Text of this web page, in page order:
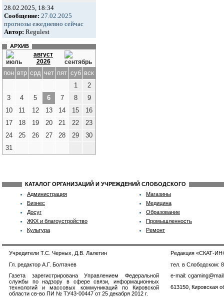
28.02.2025, 18:34
Сообщение: 27.02.2025
прогнозы ежедневно сейчас
Автор: Regulest
АРХИВ
август
2026
пон втр срд чет пят суб вск
1
2
3
4 5 6 7 8
9
10
11 12 13 14 15
16
17
18 19 20 21 22
23
24
25 26 27 28 29
30
31
КАТАЛОГ ОРГАНИЗАЦИЙ И УЧРЕЖДЕНИЙ СЛОБОДСКОГО
Администрация
Бизнес
Досуг
ЖКХ и благоустройство
Культура
Магазины
Медицина
Образование
Промышленность
Ремонт
Учредители Т.С. Черных, Д.В. Лалетин
Гл. редактор А.Г. Болтачев
Газета зарегистрирована Управлением Федеральной
службы по надзору в сфере связи, информационных
технологий и массовых коммуникаций по Кировской
области св-во ПИ № ТУ43-00447 от 25 декабря 2012 г.
Редакция «СКАТ-
тел. в Слободском:
e-mail:
613150, Кировская